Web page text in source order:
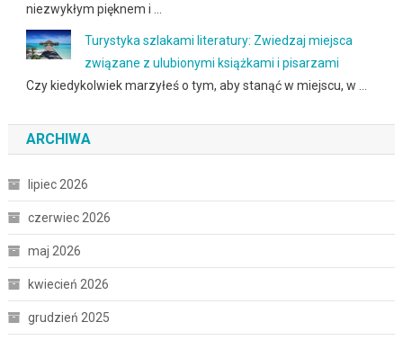
niezwykłym pięknem i …
Turystyka szlakami literatury: Zwiedzaj miejsca
związane z ulubionymi książkami i pisarzami
Czy kiedykolwiek marzyłeś o tym, aby stanąć w miejscu, w …
ARCHIWA
lipiec 2026
czerwiec 2026
maj 2026
kwiecień 2026
grudzień 2025